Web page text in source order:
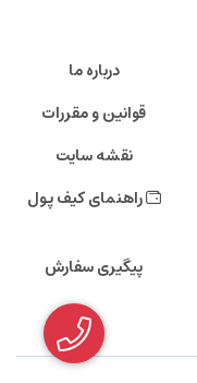
درباره ما
قوانین و مقررات
نقشه سایت
راهنمای کیف پول
پیگیری سفارش